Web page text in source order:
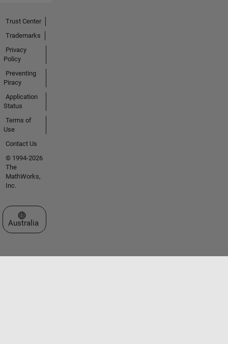
Trust Center
Trademarks
Privacy
Policy
Preventing
Piracy
Application
Status
Terms of
Use
Contact Us
© 1994-2026
The
MathWorks,
Inc.
Select a Web Site
Australia